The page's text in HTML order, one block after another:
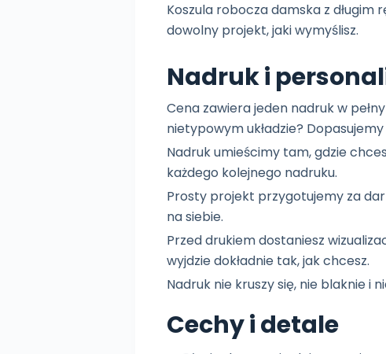
Koszula robocza damska z
dowolny projekt, jaki wymyślisz.
Nadruk i
Cena zawiera jeden nadruk w
nietypowym układzie?
Nadruk umieścimy tam, gdzie
każdego kolejnego nadruku.
Prosty projekt przygotujemy za
na siebie.
Przed drukiem dostaniesz
wyjdzie dokładnie tak, jak chcesz.
Nadruk nie kruszy się, nie blaknie i
Cechy i detale